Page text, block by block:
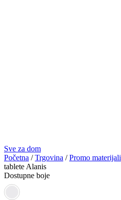
Sve za dom
Početna /Trgovina /Promo materijali
tablete Alanis
Dostupne boje